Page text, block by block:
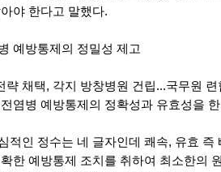
야 한다고 말했다.
예방통제의 정밀성 제고
략 채택, 각지 방창병원 건립...국무원
염병 예방통제의 정확성과 유효성을
적인 정수는 네 글자인데 쾌속, 유효 즉
한 예방통제 조치를 취하여 최소한의